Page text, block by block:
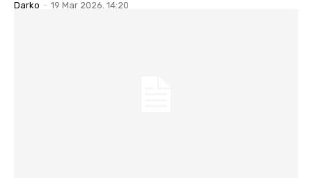
Darko - 19 Mar 2026. 14:20